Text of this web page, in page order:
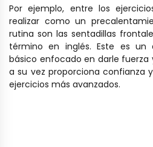
Por ejemplo, entre los
realizar como un
rutina son las sentadillas
término en inglés. Este es un
básico enfocado en darle
a su vez proporciona confianza
ejercicios más avanzados.